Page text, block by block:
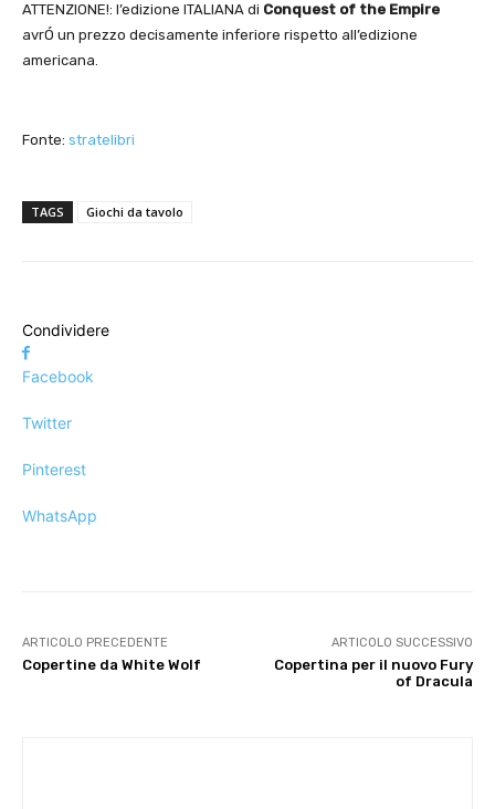
ATTENZIONE!: l’edizione ITALIANA di Conquest of the Empire
avrÓ un prezzo decisamente inferiore rispetto all’edizione
americana.
Fonte: stratelibri
TAGS Giochi da tavolo
Condividere
Facebook
Twitter
Pinterest
WhatsApp
ARTICOLO PRECEDENTE
Copertine da White Wolf
ARTICOLO SUCCESSIVO
Copertina per il nuovo Fury
of Dracula